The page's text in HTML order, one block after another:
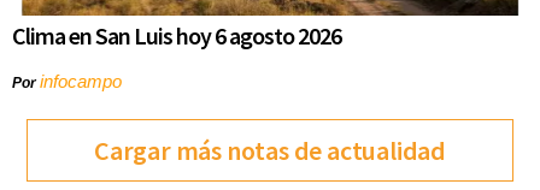
Clima en San Luis hoy 6 agosto 2026
Porinfocampo
Cargar más notas de actualidad